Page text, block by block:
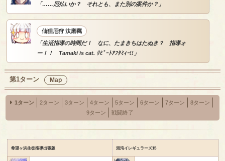
「……厄払いか？ それとも、また別の案件か？」
仙狸厄狩 汰磨羈
「生活指導の時間だ！ なに、たまきちはたぬき？ 指導ォ
ー！！ Tamaki is cat. ﾘﾋﾟｰﾄｱﾌﾀﾐｨｰ!!」
第1ターン Map
1ターン 2ターン 3ターン 4ターン 5ターン 6ターン 7ターン
8ターン
9ターン
戦闘終了
希望ヶ浜生徒指導出張版 混沌イレギュラーズ15